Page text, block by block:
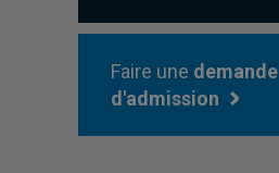
Faire une demande
d'admission